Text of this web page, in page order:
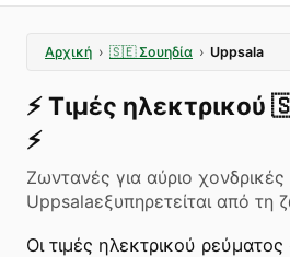
Αρχική › 🇸🇪 Σουηδία › Uppsala
⚡️Τιμές ηλεκτρικού
⚡️
Ζωντανές για αύριο χονδρικές
Uppsalaεξυπηρετείται από τη
Οι τιμές ηλεκτρικού ρεύματος